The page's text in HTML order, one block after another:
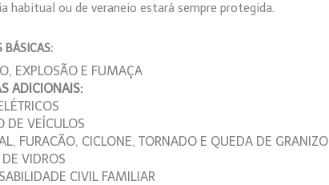
habitual ou de veraneio estará sempre protegida.
BÁSICAS:
EXPLOSÃO E FUMAÇA
ADICIONAIS:
DE VEÍCULOS
FURACÃO, CICLONE, TORNADO E QUEDA DE GRANIZO
VIDROS
CIVIL FAMILIAR